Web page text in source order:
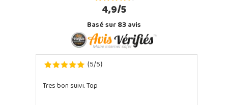
4,9/5
Basé sur83avis
(5/5)
Tres bon suivi. Top